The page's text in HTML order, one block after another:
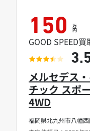
福岡県北九州市八幡
メルセデス
チック スポ
4WD
150 万
円
GOOD SPEED